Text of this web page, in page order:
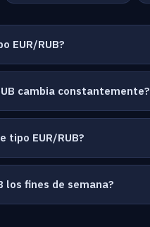
EUR/RUB?
cambia constantemente?
tipo EUR/RUB?
los fines de semana?